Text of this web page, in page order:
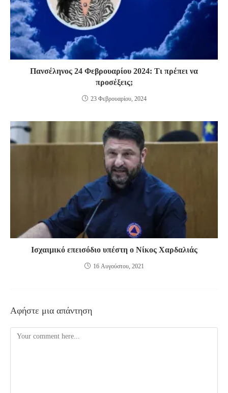
Πανσέληνος 24 Φεβρουαρίου 2024: Τι πρέπει να
προσέξεις;
23 Φεβρουαρίου, 2024
Ισχαιμικό επεισόδιο υπέστη ο Νίκος Χαρδαλιάς
16 Αυγούστου, 2021
Αφήστε μια απάντηση
Comment